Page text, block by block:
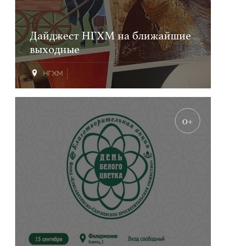
Дайджест НГХМ на ближайшие
выходные
0+